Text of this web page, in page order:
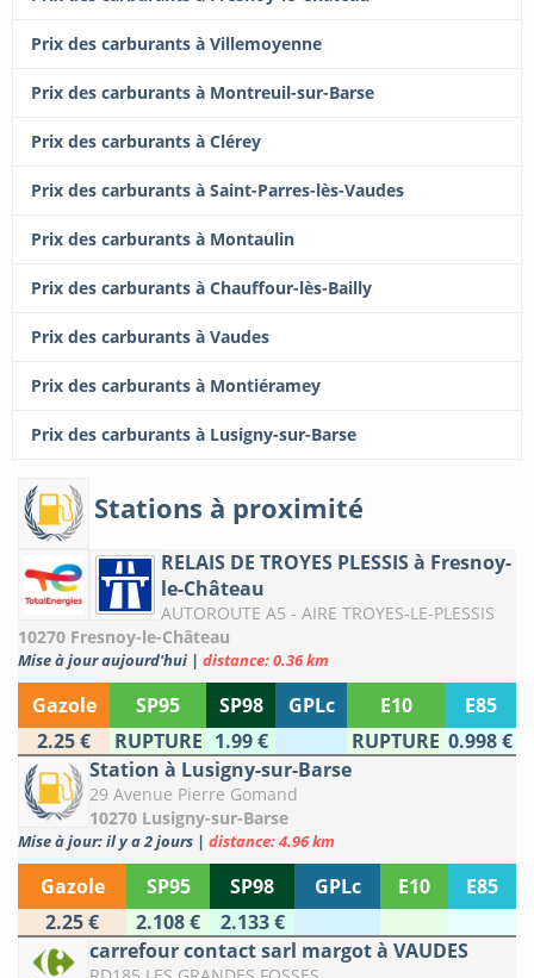
Prix des carburants à Villemoyenne
Prix des carburants à Montreuil-sur-Barse
Prix des carburants à Clérey
Prix des carburants à Saint-Parres-lès-Vaudes
Prix des carburants à Montaulin
Prix des carburants à Chauffour-lès-Bailly
Prix des carburants à Vaudes
Prix des carburants à Montiéramey
Prix des carburants à Lusigny-sur-Barse
Stations à proximité
RELAIS DE TROYES PLESSIS à Fresnoy-
le-Château
AUTOROUTE A5 - AIRE TROYES-LE-PLESSIS
10270 Fresnoy-le-Château
Mise à jour aujourd'hui | distance: 0.36 km
Gazole SP95 SP98 GPLc E10
E85
2.25 €
RUPTURE 1.99 € RUPTURE 0.998 €
Station à Lusigny-sur-Barse
29 Avenue Pierre Gomand
10270 Lusigny-sur-Barse
Mise à jour: il y a 2 jours | distance: 4.96 km
Gazole SP95 SP98 GPLc E10
E85
2.25 €
2.108 €
2.133 €
carrefour contact sarl margot à VAUDES